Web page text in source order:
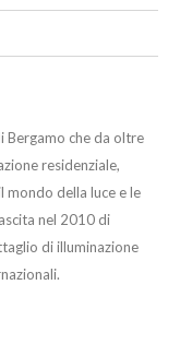
Bergamo che da oltre
residenziale,
mondo della luce e le
nel 2010 di
di illuminazione